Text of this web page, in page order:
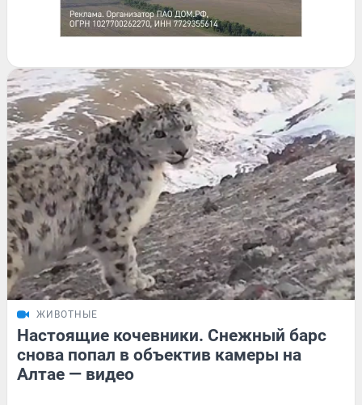
ЖИВОТНЫЕ
Настоящие кочевники. Снежный барс
снова попал в объектив камеры на
Алтае — видео